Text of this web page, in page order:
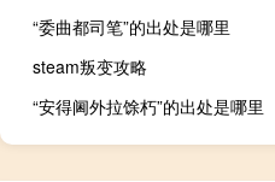
“委曲都司笔”的出处是哪里
steam叛变攻略
“安得阃外拉馀朽”的出处是哪里